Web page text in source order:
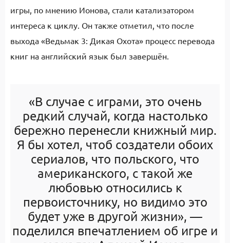
игры, по мнению Ионова, стали катализатором
интереса к циклу. Он также отметил, что после
выхода «Ведьмак 3: Дикая Охота» процесс перевода
книг на английский язык был завершён.
«В случае с играми, это очень
редкий случай, когда настолько
бережно перенесли книжный мир.
Я бы хотел, чтоб создатели обоих
сериалов, что польского, что
американского, с такой же
любовью относились к
первоисточнику, но видимо это
будет уже в другой жизни», —
поделился впечатлением об игре и